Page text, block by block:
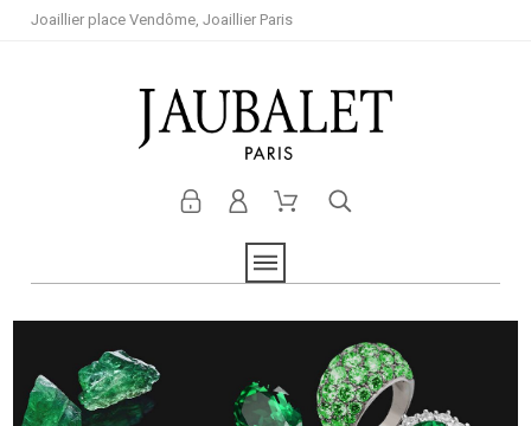
Joaillier place Vendôme, Joaillier Paris